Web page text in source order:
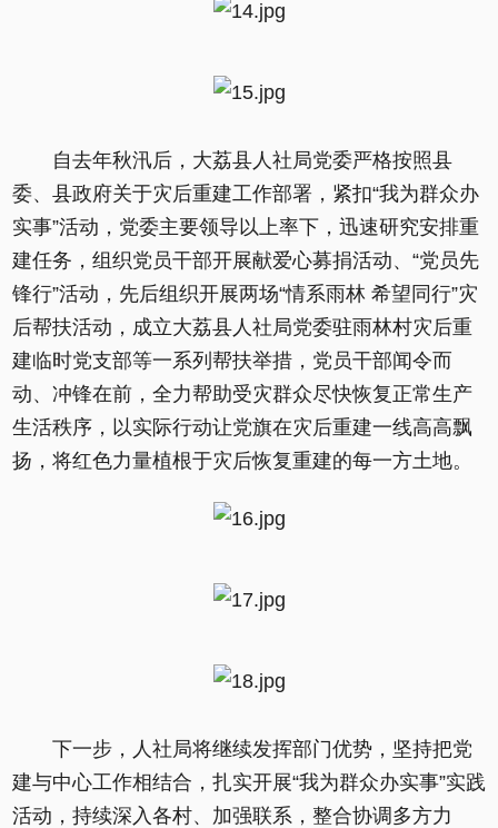
自去年秋汛后，大荔县人社局党委严格按照县
委、县政府关于灾后重建工作部署，紧扣“我为群众办
实事”活动，党委主要领导以上率下，迅速研究安排重
建任务，组织党员干部开展献爱心募捐活动、“党员先
锋行”活动，先后组织开展两场“情系雨林 希望同行”灾
后帮扶活动，成立大荔县人社局党委驻雨林村灾后重
建临时党支部等一系列帮扶举措，党员干部闻令而
动、冲锋在前，全力帮助受灾群众尽快恢复正常生产
生活秩序，以实际行动让党旗在灾后重建一线高高飘
扬，将红色力量植根于灾后恢复重建的每一方土地。
下一步，人社局将继续发挥部门优势，坚持把党
建与中心工作相结合，扎实开展“我为群众办实事”实践
活动，持续深入各村、加强联系，整合协调多方力